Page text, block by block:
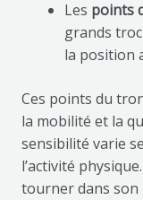
Les points
grands
la position
Ces points du
la mobilité et la
sensibilité varie
l’activité
tourner dans son